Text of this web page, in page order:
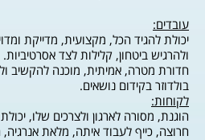
עובדים:
יכולת להגיד הכל, מקצועית, מדייקת
ולהרגיש ביטחון, קלילות לצד אסרטיביות.
חדורת מטרה, אמיתית, מוכנה להקשיב
בולדוזר בקידום נושאים.
לקוחות:
הוגנת, מסורה לארגון ולצרכים שלו,
חרוצה, כייף לעבוד איתה, מלאת אנרגיה,